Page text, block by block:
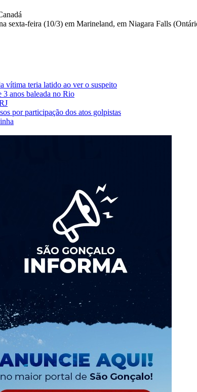
sexta-feira (10/3) em Marineland, em Niagara Falls
vítima teria latido ao ver o suspeito
anos baleada no Rio
por participação dos atos golpistas